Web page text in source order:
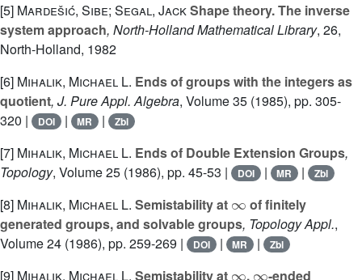
[5] Mardešić, Sibe; Segal, JackShape theory. The inverse
system approach, North-Holland Mathematical Library, 26,
North-Holland, 1982
[6] Mihalik, Michael L. Ends of groups with the integers as
quotient, J. Pure Appl. Algebra, Volume 35 (1985), pp. 305-
320 |
DOI | MR | Zbl
[7] Mihalik, Michael L. Ends of Double Extension Groups,
Topology, Volume 25 (1986), pp. 45-53 | DOI | MR | Zbl
[8] Mihalik, Michael L. Semistability at
of finitely
generated groups, and solvable groups, Topology Appl.,
Volume 24 (1986), pp. 259-269 | DOI | MR | Zbl
[9] Mihalik, Michael L. Semistability at ,
-ended